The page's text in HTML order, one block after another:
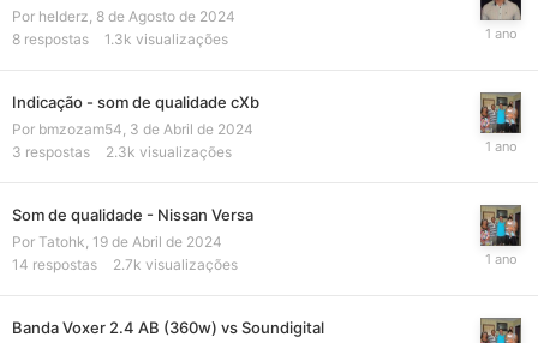
Por helderz 8 de Agosto de 2024
8 respostas 1.3k visualizações
Indicação - som de qualidade cXb
Por bmzozam54 3 de Abril de 2024
3 respostas 2.3k visualizações
Som de qualidade - Nissan Versa
Por Tatohk 19 de Abril de 2024
14 respostas 2.7k visualizações
Banda Voxer 2.4 AB (360w) vs Soundigital